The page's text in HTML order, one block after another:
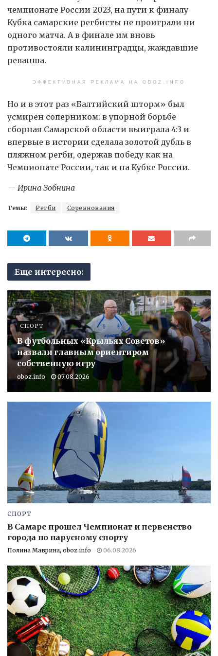
чемпионате России-2023, на пути к финалу
Кубка самарские регбисты не проиграли ни
одного матча. А в финале им вновь
противостояли калининградцы, жаждавшие
реванша.
ЭФФЕКТИВНАЯ РЕКЛАМА НА OBOZ.INFO
Но и в этот раз «Балтийский шторм» был
усмирен соперником: в упорной борьбе
сборная Самарской области выиграла 4:3 и
впервые в истории сделала золотой дубль в
пляжном регби, одержав победу как на
Чемпионате России, так и на Кубке России.
— Ирина Зобнина
Темы: Регби Соревнования
Еще интересно:
СПОРТ
В футбольных «Крыльях Советов»
назвали главным ориентиром
собственную игру
oboz.info 07.08.2026
СПОРТ
В Самаре прошел Чемпионат и первенство
города по парусному спорту
Полина Маврина, oboz.info 06.08.2026